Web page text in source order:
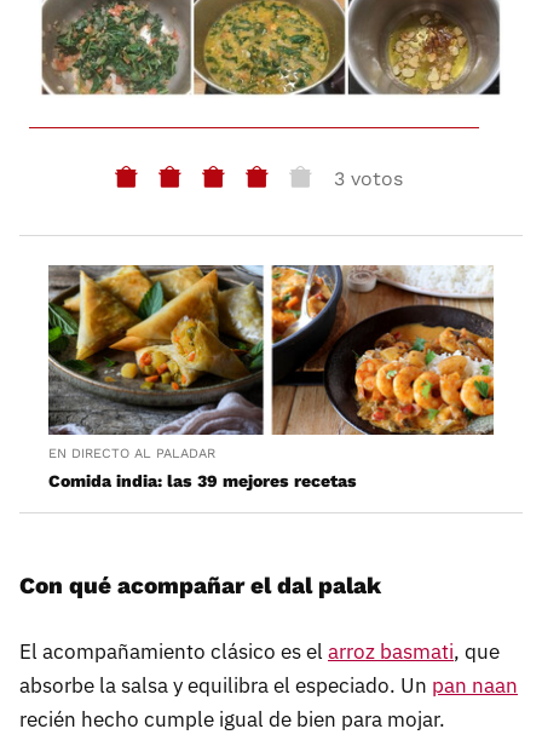
3 votos
EN DIRECTO AL PALADAR
Comida india: las 39 mejores recetas
Con qué acompañar el dal palak
El acompañamiento clásico es el arroz basmati, que
absorbe la salsa y equilibra el especiado. Un pan naan
recién hecho cumple igual de bien para mojar.